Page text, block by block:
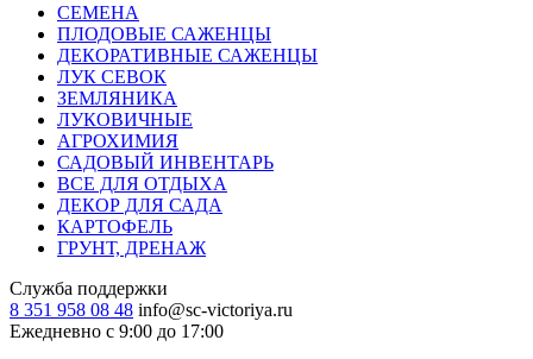
СЕМЕНА
ПЛОДОВЫЕ САЖЕНЦЫ
ДЕКОРАТИВНЫЕ САЖЕНЦЫ
ЛУК СЕВОК
ЗЕМЛЯНИКА
ЛУКОВИЧНЫЕ
АГРОХИМИЯ
САДОВЫЙ ИНВЕНТАРЬ
ВСЕ ДЛЯ ОТДЫХА
ДЕКОР ДЛЯ САДА
КАРТОФЕЛЬ
ГРУНТ, ДРЕНАЖ
Служба поддержки
8 351 958 08 48 info@sc-victoriya.ru
Ежедневно с 9:00 до 17:00